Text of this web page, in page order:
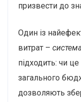
призвести до
Один із
витрат –
підходить: чи
загального
дозволяють